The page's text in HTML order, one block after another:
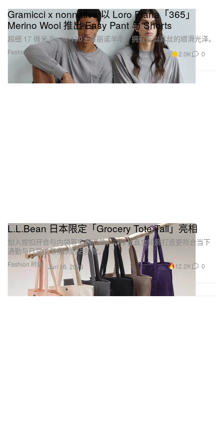
Fashion 时装
Gramicci x nonnative 以 Loro Piana「365」
Merino Wool 推出 Easy Pant 与 Shorts
超细 17 微米 Super 130’s 美丽诺羊毛，拥有近似真丝的顺滑光泽。
Jun 16, 2026 2.0K 0
Fashion 时装
L.L.Bean 日本限定「Grocery Tote Tall」亮相
加入按扣开合与内袋等实用细节，以修长直立轮廓打造更符合当下
通勤与日常携带需求的进阶款。
Jun 16, 2026 12.2K 0